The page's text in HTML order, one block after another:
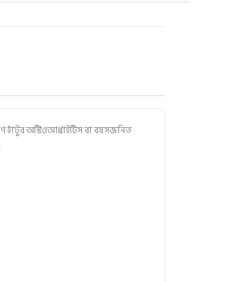
হাঁটুর অস্টিওআর্থ্রাইটিস বা বয়সজনিত